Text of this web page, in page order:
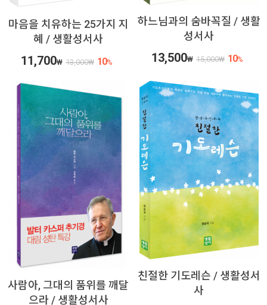
마음을 치유하는 25가지 지
혜 / 생활성서사
11,700₩ 13,000₩ 10%
하느님과의 숨바꼭질 / 생활
성서사
13,500₩ 15,000₩ 10%
사람아, 그대의 품위를 깨달
으라 / 생활성서사
친절한 기도레슨 / 생활성서
사